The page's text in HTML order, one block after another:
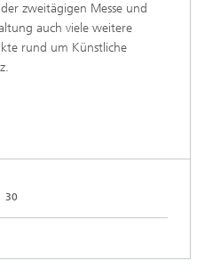
zweitägigen Messe und
auch viele weitere
rund um Künstliche
30